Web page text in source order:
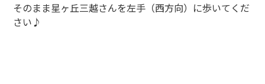
そのまま星ヶ丘三越さんを左手（西方向）に歩いてくだ
さい♪